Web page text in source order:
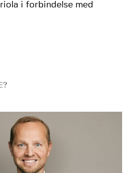
i forbindelse med